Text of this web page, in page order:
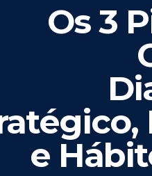
Os 3
e